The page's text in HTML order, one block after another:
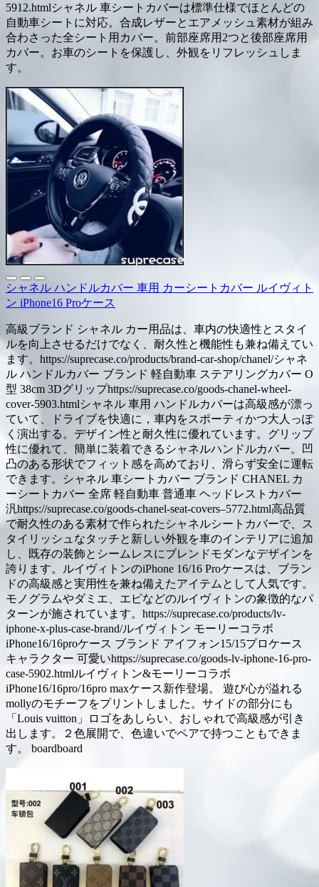
5912.htmlシャネル 車シートカバーは標準仕様でほとんどの
自動車シートに対応。合成レザーとエアメッシュ素材が組み
合わさった全シート用カバー。前部座席用2つと後部座席用
カバー。お車のシートを保護し、外観をリフレッシュしま
す。
シャネル ハンドルカバー 車用 カーシートカバー ルイヴィト
ン iPhone16 Proケース
高級ブランド シャネル カー用品は、車内の快適性とスタイ
ルを向上させるだけでなく、耐久性と機能性も兼ね備えてい
ます。https://suprecase.co/products/brand-car-shop/chanel/シャネ
ル ハンドルカバー ブランド 軽自動車 ステアリングカバー O
型 38cm 3Dグリップhttps://suprecase.co/goods-chanel-wheel-
cover-5903.htmlシャネル 車用 ハンドルカバーは高級感が漂っ
ていて、ドライブを快適に，車内をスポーティかつ大人っぽ
く演出する。デザイン性と耐久性に優れています。グリップ
性に優れて、簡単に装着できるシャネルハンドルカバー。凹
凸のある形状でフィット感を高めており、滑らず安全に運転
できます。シャネル 車シートカバー ブランド CHANEL カ
ーシートカバー 全席 軽自動車 普通車 ヘッドレストカバー
汎https://suprecase.co/goods-chanel-seat-covers–5772.html高品質
で耐久性のある素材で作られたシャネルシートカバーで、ス
タイリッシュなタッチと新しい外観を車のインテリアに追加
し、既存の装飾とシームレスにブレンドモダンなデザインを
誇ります。ルイヴィトンのiPhone 16/16 Proケースは、ブラン
ドの高級感と実用性を兼ね備えたアイテムとして人気です。
モノグラムやダミエ、エピなどのルイヴィトンの象徴的なパ
ターンが施されています。https://suprecase.co/products/lv-
iphone-x-plus-case-brand/ルイヴィトン モーリーコラボ
iPhone16/16proケース ブランド アイフォン15/15プロケース
キャラクター 可愛いhttps://suprecase.co/goods-lv-iphone-16-pro-
case-5902.htmlルイヴィトン&モーリーコラボ
iPhone16/16pro/16pro maxケース新作登場。 遊び心が溢れる
mollyのモチーフをプリントしました。サイドの部分にも
「Louis vuitton」ロゴをあしらい、おしゃれで高級感が引き
出します。２色展開で、色違いでペアで持つこともできま
す。 boardboard